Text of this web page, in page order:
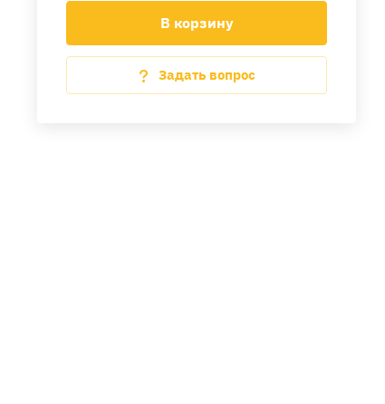
В корзину
Задать вопрос